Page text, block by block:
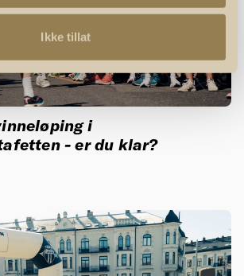
Ikke tillat
i
- er du klar?